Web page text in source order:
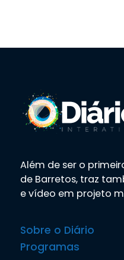
Além de ser o
de Barretos, traz
e vídeo em projeto
Sobre o Diário
Programas